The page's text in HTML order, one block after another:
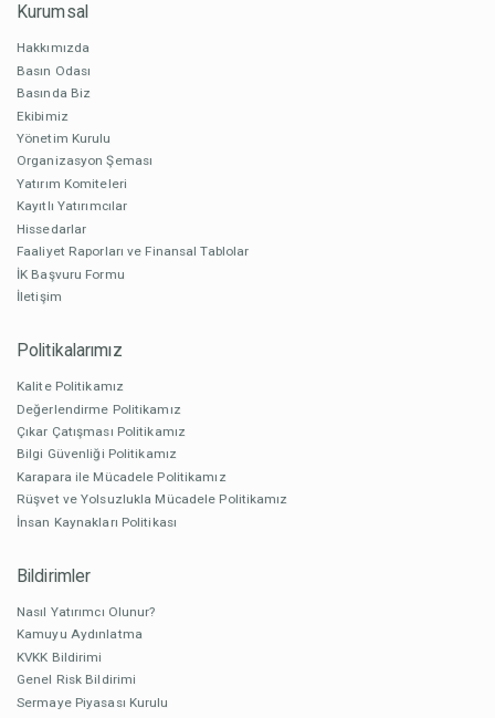
Kurumsal
Hakkımızda
Basın Odası
Basında Biz
Ekibimiz
Yönetim Kurulu
Organizasyon Şeması
Yatırım Komiteleri
Kayıtlı Yatırımcılar
Hissedarlar
Faaliyet Raporları ve Finansal Tablolar
İK Başvuru Formu
İletişim
Politikalarımız
Kalite Politikamız
Değerlendirme Politikamız
Çıkar Çatışması Politikamız
Bilgi Güvenliği Politikamız
Karapara ile Mücadele Politikamız
Rüşvet ve Yolsuzlukla Mücadele Politikamız
İnsan Kaynakları Politikası
Bildirimler
Nasıl Yatırımcı Olunur?
Kamuyu Aydınlatma
KVKK Bildirimi
Genel Risk Bildirimi
Sermaye Piyasası Kurulu